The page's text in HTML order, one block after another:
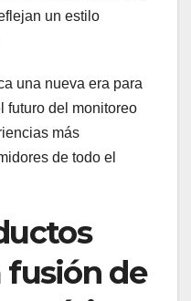
un estilo
una nueva era para
futuro del monitoreo
más
de todo el
fusión de